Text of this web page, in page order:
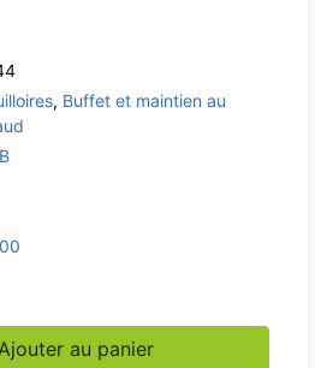
, Buffet et maintien au
acier inoxydable à double
Ajouter au panier